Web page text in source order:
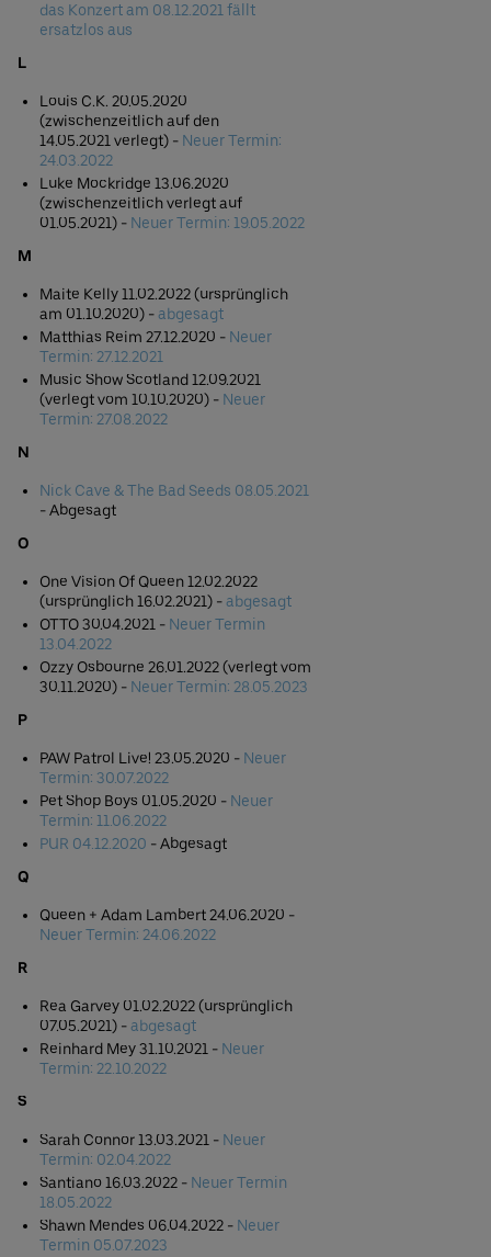
das Konzert am 08.12.2021 fällt
ersatzlos aus
L
Louis C.K. 20.05.2020
(zwischenzeitlich auf den
14.05.2021 verlegt) - Neuer Termin:
24.03.2022
Luke Mockridge 13.06.2020
(zwischenzeitlich verlegt auf
01.05.2021) - Neuer Termin: 19.05.2022
M
Maite Kelly 11.02.2022 (ursprünglich
am 01.10.2020) -abgesagt
Matthias Reim 27.12.2020 - Neuer
Termin: 27.12.2021
Music Show Scotland 12.09.2021
(verlegt vom 10.10.2020) - Neuer
Termin: 27.08.2022
N
Nick Cave & The Bad Seeds 08.05.2021
- Abgesagt
O
One Vision Of Queen 12.02.2022
(ursprünglich 16.02.2021) -abgesagt
OTTO 30.04.2021 - Neuer Termin
13.04.2022
Ozzy Osbourne 26.01.2022 (verlegt vom
30.11.2020) - Neuer Termin: 28.05.2023
P
PAW Patrol Live! 23.05.2020 - Neuer
Termin: 30.07.2022
Pet Shop Boys 01.05.2020 - Neuer
Termin: 11.06.2022
PUR 04.12.2020 - Abgesagt
Q
Queen + Adam Lambert 24.06.2020 -
Neuer Termin: 24.06.2022
R
Rea Garvey 01.02.2022 (ursprünglich
07.05.2021) -abgesagt
Reinhard Mey 31.10.2021 - Neuer
Termin: 22.10.2022
S
Sarah Connor 13.03.2021 - Neuer
Termin: 02.04.2022
Santiano 16.03.2022 - Neuer Termin
18.05.2022
Shawn Mendes 06.04.2022 - Neuer
Termin 05.07.2023